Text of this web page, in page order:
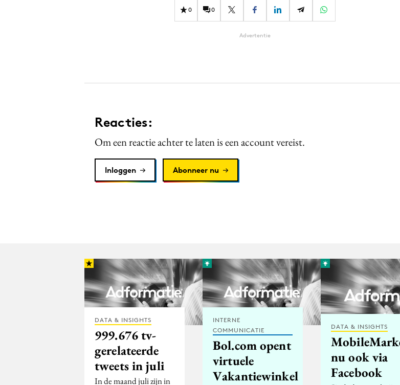
0 0
Advertentie
Reacties:
Om een reactie achter te laten is een account vereist.
Inloggen Abonneer nu
DATA & INSIGHTS
999.676 tv-
gerelateerde
tweets in juli
In de maand juli zijn in
INTERNE
COMMUNICATIE
Bol.com opent
virtuele
Vakantiewinkel
DATA & INSIGHTS
nu ook via
Facebook